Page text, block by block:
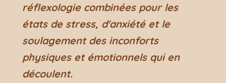
réflexologie combinées pour les
états de stress, d'anxiété et le
soulagement des inconforts
physiques et émotionnels qui en
découlent.